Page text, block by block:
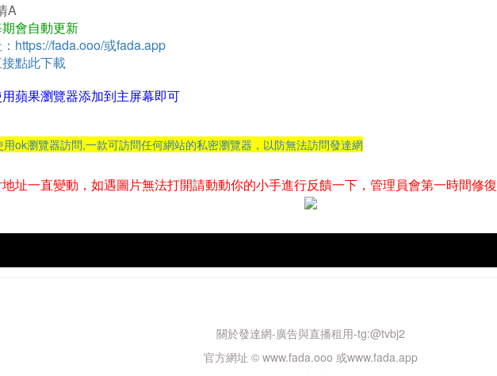
A
會自動更新
https://fada.ooo/或fada.app
點此下載
蘋果瀏覽器添加到主屏幕即可
ok瀏覽器訪問,一款可訪問任何網站的私密瀏覽器，以防無法訪問發達網
址一直變動，如遇圖片無法打開請動動你的小手進行反饋一下，管理員會第一時間修復
關於發達網-廣告與直播租用-tg:@tvbj2
官方網址 © www.fada.ooo 或www.fada.app